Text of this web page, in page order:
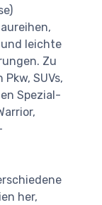
leichte
Zu
SUVs,
Spezial-
her,